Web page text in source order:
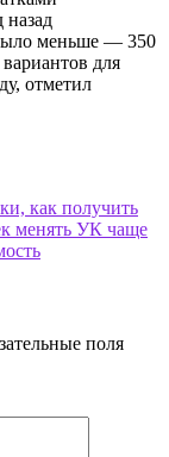
меньше — 350
для
отметил
как получить
менять УК чаще
поля